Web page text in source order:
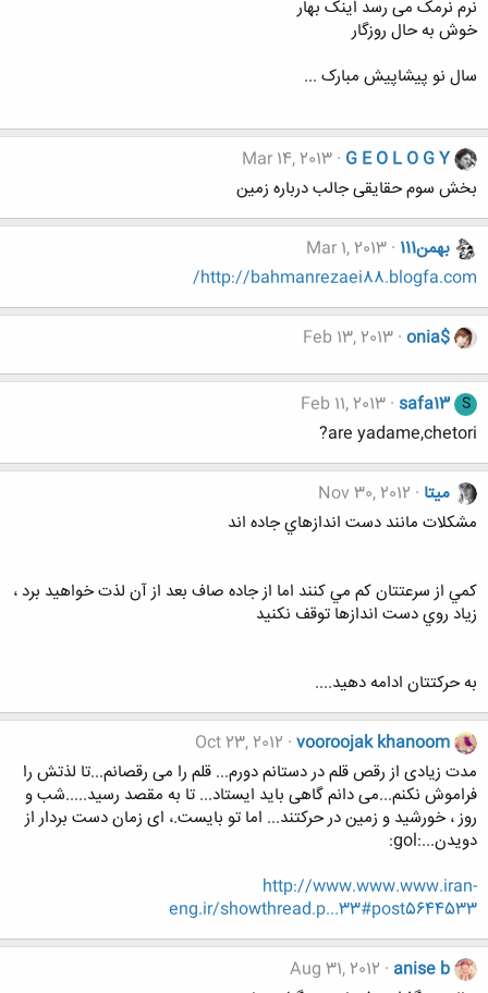
نرم نرمک می رسد اینک بهار
خوش به حال روزگار
سال نو پیشاپیش مبارک ...
G E O L O G Y
Mar 14, 2013
بخش سوم حقایقی جالب درباره زمین
بهمن111
Mar 1, 2013
http://bahmanrezaei88.blogfa.com/
onia$
Feb 13, 2013
S
safa13
Feb 11, 2013
are yadame,chetori?
میتا Nov 30, 2012
مشكلات مانند دست اندازهاي جاده اند
كمي از سرعتتان كم مي كنند اما از جاده صاف بعد از آن لذت خواهيد برد ،
زياد روي دست اندازها توقف نكنيد
به حركتتان ادامه دهيد....
vooroojak khanoom
Oct 23, 2012
مدت زیادی از رقص قلم در دستانم دورم... قلم را می رقصانم...تا لذتش را
فراموش نکنم...می دانم گاهی باید ایستاد... تا به مقصد رسید.....شب و
روز ، خورشید و زمین در حرکتند... اما تو بایست.، ای زمان دست بردار از
دویدن...:gol:
http://www.www.www.iran-
eng.ir/showthread.p...33#post5644533
anise b
Aug 31, 2012